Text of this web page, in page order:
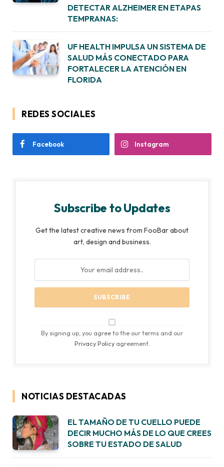
DETECTAR ALZHEIMER EN ETAPAS
TEMPRANAS:
UF HEALTH IMPULSA UN SISTEMA DE
SALUD MÁS CONECTADO PARA
FORTALECER LA ATENCIÓN EN
FLORIDA
REDES SOCIALES
Facebook Instagram
Subscribe to Updates
Get the latest creative news from FooBar about
art, design and business.
By signing up, you agree to the our terms and our
Privacy Policyagreement.
NOTICIAS DESTACADAS
EL TAMAÑO DE TU CUELLO PUEDE
DECIR MUCHO MÁS DE LO QUE CREES
SOBRE TU ESTADO DE SALUD